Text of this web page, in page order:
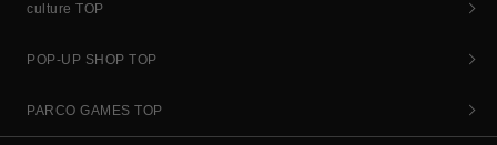
culture TOP
POP-UP SHOP TOP
PARCO GAMES TOP